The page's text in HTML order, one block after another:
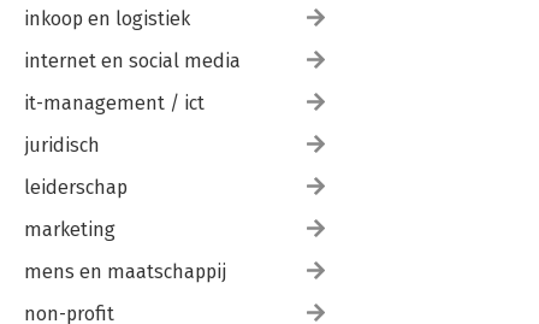
inkoop en logistiek
internet en social media
it-management / ict
juridisch
leiderschap
marketing
mens en maatschappij
non-profit